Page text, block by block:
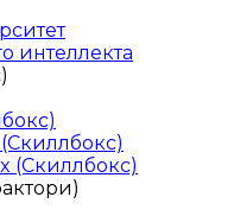
интеллекта
(Скиллбокс)